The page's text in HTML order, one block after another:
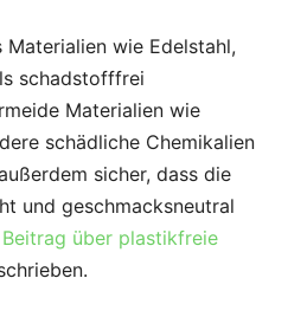
wie Edelstahl,
schadstofffrei
Materialien wie
schädliche Chemikalien
sicher, dass die
und geschmacksneutral
Beitrag über plastikfreie